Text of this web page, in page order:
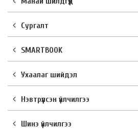
Сургалт
SMARTBOOK
Ухаалаг шийдэл
Нэвтрүүлсэн үйлчилгээ
Шинэ үйлчилгээ